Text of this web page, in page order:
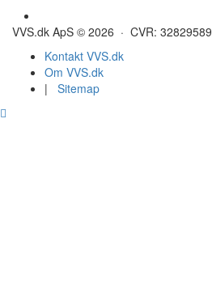
VVS.dk ApS © 2026 · CVR: 32829589
Kontakt VVS.dk
Om VVS.dk
| Sitemap